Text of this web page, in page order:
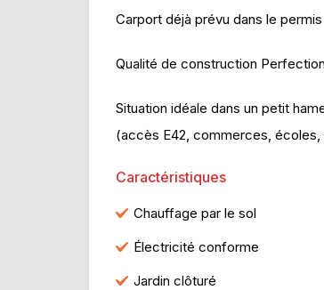
Carport déjà prévu dans le
Qualité de construction
Situation idéale dans un petit
(accès E42, commerces,
Caractéristiques
Chauffage par le sol
Électricité conforme
Jardin clôturé